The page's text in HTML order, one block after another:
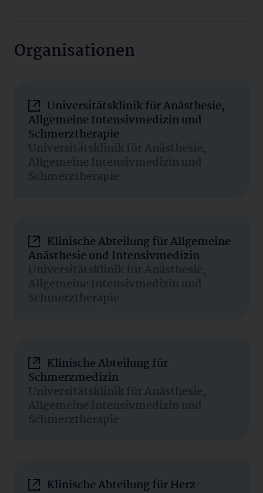
Organisationen
Universitätsklinik für Anästhesie,
Allgemeine Intensivmedizin und
Schmerztherapie
Universitätsklinik für Anästhesie,
Allgemeine Intensivmedizin und
Schmerztherapie
Klinische Abteilung für Allgemeine
Anästhesie und Intensivmedizin
Universitätsklinik für Anästhesie,
Allgemeine Intensivmedizin und
Schmerztherapie
Klinische Abteilung für
Schmerzmedizin
Universitätsklinik für Anästhesie,
Allgemeine Intensivmedizin und
Schmerztherapie
Klinische Abteilung für Herz-